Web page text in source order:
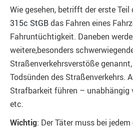
Wie gesehen, betrifft der erste Teil
315c StGBdas Fahren eines
Fahruntüchtigkeit. Daneben
weitere,besonders
Straßenverkehrsverstöße
Todsünden des Straßenverkehrs.
Strafbarkeit führen – unabhängig
etc.
Wichtig: Der Täter muss bei